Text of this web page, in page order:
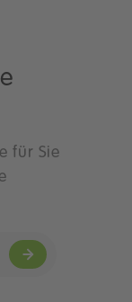
für Sie